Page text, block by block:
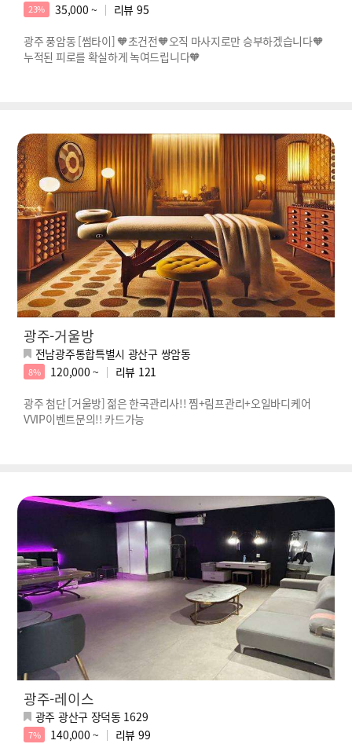
23% 35,000 ~ 리뷰 95
광주 풍암동 [썸타이] 🧡초건전🧡오직 마사지로만 승부하겠습니다🧡
누적된 피로를 확실하게 녹여드립니다🧡
광주-거울방
전남광주통합특별시 광산구 쌍암동
8% 120,000 ~ 리뷰 121
광주 첨단 [거울방] 젊은 한국관리사!! 찜+림프관리+오일바디케어
VVIP이벤트문의!! 카드가능
광주-레이스
광주 광산구 장덕동 1629
7% 140,000 ~ 리뷰 99